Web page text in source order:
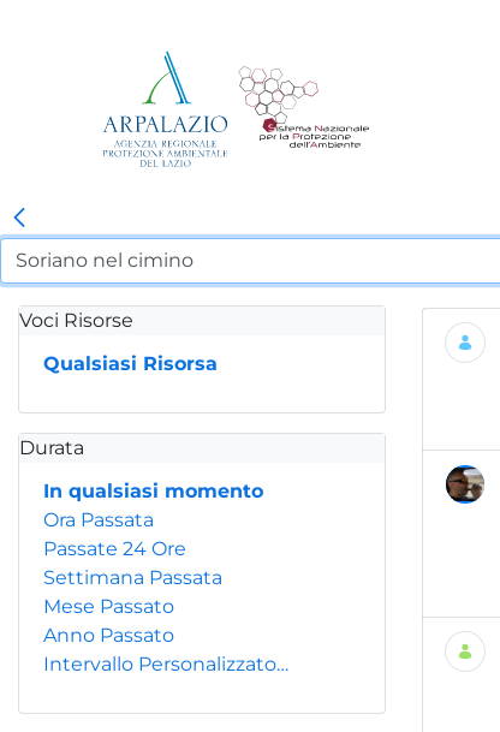
Voci Risorse
Qualsiasi Risorsa
Durata
In qualsiasi momento
Ora Passata
Passate 24 Ore
Settimana Passata
Mese Passato
Anno Passato
Intervallo Personalizzato…